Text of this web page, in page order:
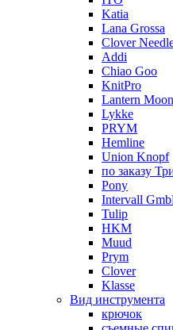
Katia
Lana Grossa
Clover
Addi
Chiao Goo
KnitPro
Lantern Moon
Lykke
PRYM
Hemline
Union Knopf
по заказу
Pony
Intervall
Tulip
HKM
Muud
Prym
Clover
Klasse
Вид инструмента
крючок